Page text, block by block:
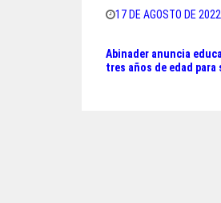
a
c
e
w
i
t
h
a
t
h
a
r
17 DE AGOSTO DE 2022
Navegación
Abinader anuncia
tres años de edad para